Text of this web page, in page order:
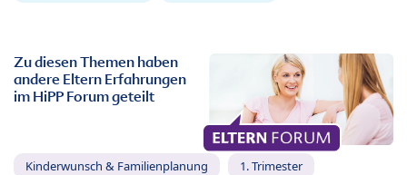
Zu diesen Themen haben
andere Eltern Erfahrungen
im HiPP Forum geteilt
Kinderwunsch & Familienplanung 1. Trimester